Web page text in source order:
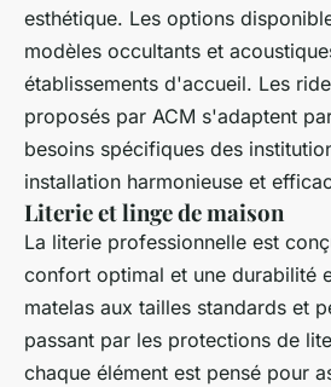
esthétique. Les options
modèles occultants et
établissements d'accueil. Les
proposés par ACM s'adaptent
besoins spécifiques des
installation harmonieuse et
Literie et linge de maison
La literie professionnelle est
confort optimal et une durabilité
matelas aux tailles standards et
passant par les protections de
chaque élément est pensé pour